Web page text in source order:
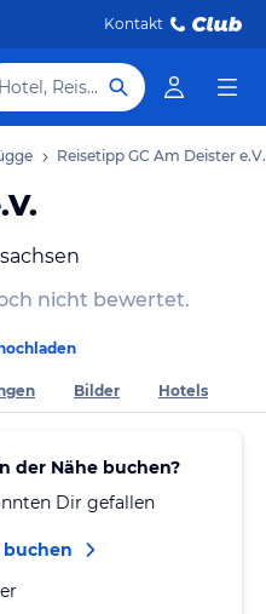
Kontakt
Hotel, Reiseziel
Reisetipp GC Am Deister e.V.
nicht bewertet.
Bilder Hotels
der Nähe buchen?
Dir gefallen
buchen